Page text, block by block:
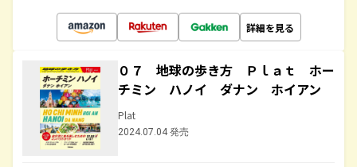
詳細を見る
０７ 地球の歩き方 Ｐｌａｔ ホー
チミン ハノイ ダナン ホイアン
Plat
2024.07.04 発売